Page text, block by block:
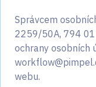
Správcem
2259/50A, 794 01
ochrany osobních
webu.